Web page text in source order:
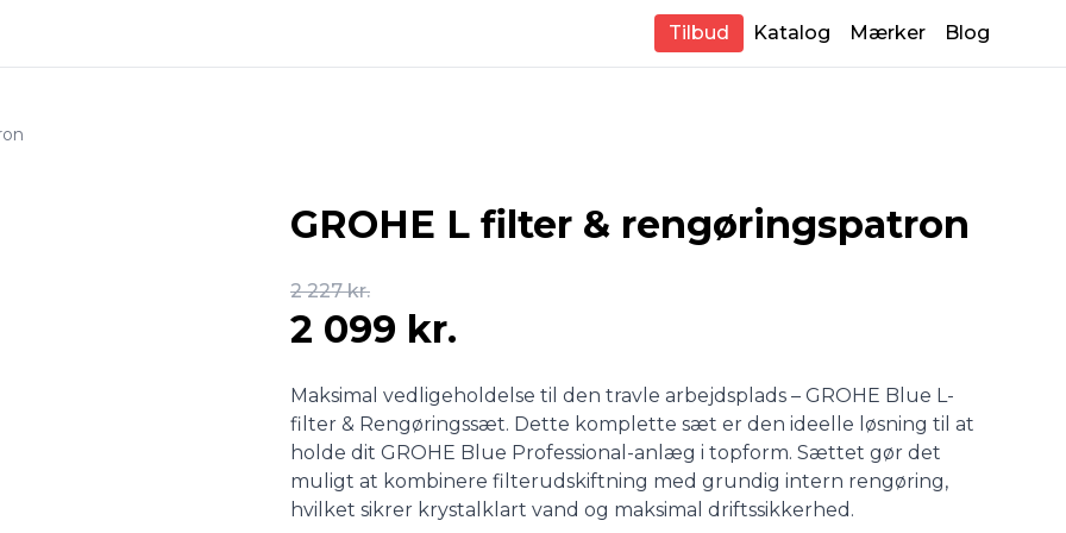
Tilbud Katalog Mærker Blog
GROHE L filter & rengøringspatron
2 227 kr.
2 099 kr.
Maksimal vedligeholdelse til den travle arbejdsplads – GROHE Blue L-
filter & Rengøringssæt. Dette komplette sæt er den ideelle løsning til at
holde dit GROHE Blue Professional-anlæg i topform. Sættet gør det
muligt at kombinere filterudskiftning med grundig intern rengøring,
hvilket sikrer krystalklart vand og maksimal driftssikkerhed.